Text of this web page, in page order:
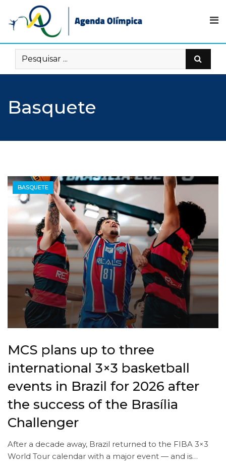
content
Basquete
BASQUETE
MCS plans up to three
international 3×3 basketball
events in Brazil for 2026 after
the success of the Brasília
Challenger
After a decade away, Brazil returned to the FIBA 3×3
World Tour calendar with a major event — and is…